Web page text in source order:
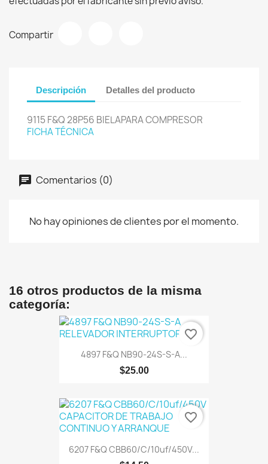
Compartir
Descripción Detalles del producto
9115 F&Q 28P56 BIELAPARA COMPRESOR
FICHA TÉCNICA
Comentarios (0)
No hay opiniones de clientes por el momento.
16 otros productos de la misma
categoría:
4897 F&Q NB90-24S-S-A...
$25.00
favorite_border
6207 F&Q CBB60/C/10uf/450V...
favorite_border